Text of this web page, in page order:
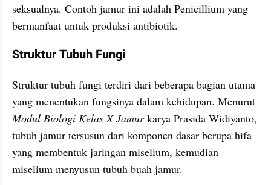
seksualnya. Contoh jamur ini adalah Penicillium yang
bermanfaat untuk produksi antibiotik.
Struktur Tubuh Fungi
Struktur tubuh fungi terdiri dari beberapa bagian utama
Modul Biologi Kelas X Jamur karya Prasida Widiyanto,
tubuh jamur tersusun dari komponen dasar berupa hifa
yang membentuk jaringan miselium, kemudian
miselium menyusun tubuh buah jamur.